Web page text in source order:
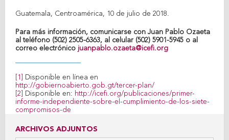
Guatemala, Centroamérica, 10 de julio de 2018.
Para más información, comunicarse con Juan Pablo Ozaeta
al teléfono (502) 2505-6363, al celular (502) 5901-5945 o al
correo electrónico juanpablo.ozaeta@icefi.org
[1]
Disponible en línea en
http://gobiernoabierto.gob.gt/tercer-plan/
[2]
Disponible en: http://icefi.org/publicaciones/primer-
informe-independiente-sobre-el-cumplimiento-de-los-siete-
compromisos-de
ARCHIVOS ADJUNTOS